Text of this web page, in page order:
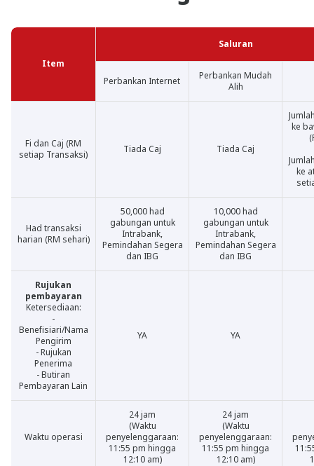
Item
Saluran
Perbankan Internet
Perbankan Mudah
Alih
Fi dan Caj (RM
setiap Transaksi)
Tiada Caj Tiada Caj
ke
ke
Had transaksi
harian (RM sehari)
50,000 had
gabungan untuk
Intrabank,
Pemindahan Segera
dan IBG
10,000 had
gabungan untuk
Intrabank,
Pemindahan Segera
dan IBG
Rujukan
pembayaran
Ketersediaan:
-
Benefisiari/Nama
Pengirim
- Rujukan
Penerima
- Butiran
Pembayaran Lain
YA YA
Waktu operasi
24 jam
(Waktu
penyelenggaraan:
11:55 pm hingga
12:10 am)
24 jam
(Waktu
penyelenggaraan:
11:55 pm hingga
12:10 am)